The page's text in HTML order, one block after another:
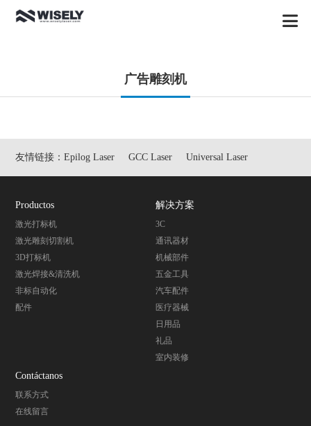
广告雕刻机
友情链接：Epilog Laser GCC Laser Universal Laser
Productos
激光打标机
激光雕刻切割机
3D打标机
激光焊接&清洗机
非标自动化
配件
解决方案
3C
通讯器材
机械部件
五金工具
汽车配件
医疗器械
日用品
礼品
室内装修
Contáctanos
联系方式
在线留言